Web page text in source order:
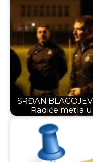
SRĐAN
Radiće metla